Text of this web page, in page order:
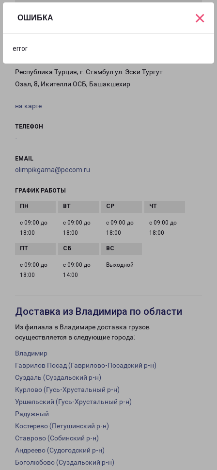
ОШИБКА
error
×
Республика Турция, г. Стамбул ул. Эски Тургут
Озал, 8, Икителли ОСБ, Башакшехир
на карте
ТЕЛЕФОН
-
EMAIL
olimpikgama@pecom.ru
ГРАФИК РАБОТЫ
с 09:00 до
18:00
с 09:00 до
18:00
с 09:00 до
18:00
с 09:00 до
18:00
с 09:00 до
18:00
с 09:00 до
14:00
Выходной
Доставка из Владимира по области
Из филиала в Владимире доставка грузов
осуществляется в следующие города:
Владимир
Гаврилов Посад (Гаврилово-Посадский р-н)
Суздаль (Суздальский р-н)
Курлово (Гусь-Хрустальный р-н)
Уршельский (Гусь-Хрустальный р-н)
Радужный
Костерево (Петушинский р-н)
Ставрово (Собинский р-н)
Андреево (Судогодский р-н)
Боголюбово (Суздальский р-н)